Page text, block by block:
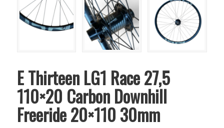
E Thirteen LG1 Race 27,5
110×20 Carbon Downhill
Freeride 20×110 30mm